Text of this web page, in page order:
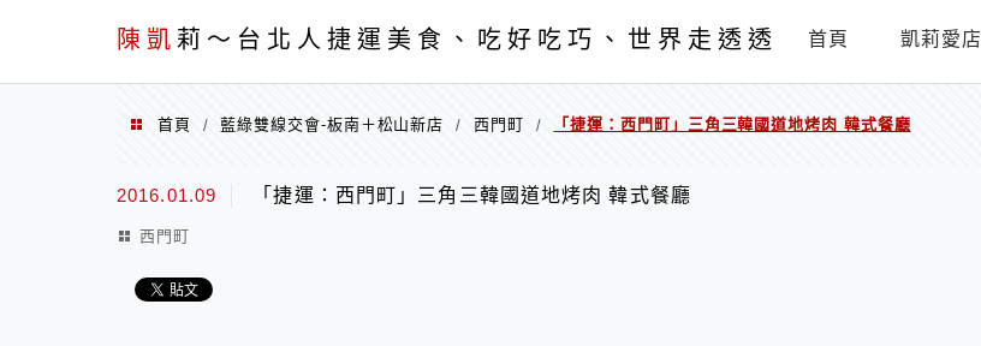
陳凱 莉～台北人捷運美食、吃好吃巧、世界走透透
menu
首頁 凱莉愛店
首頁 / 藍綠雙線交會-板南＋松山新店 / 西門町 / 「捷運：西門町」三角三韓國道地烤肉 韓式餐廳
2016.01.09 「捷運：西門町」三角三韓國道地烤肉 韓式餐廳
西門町